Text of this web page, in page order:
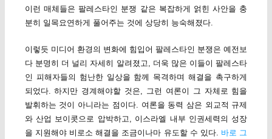
이런 매체들은 팔레스타인 분쟁 같은 복잡하게 얽힌 사안을 충
분히 일목요연하게 풀어주는 것에 상당히 능숙해졌다.
이렇듯 미디어 환경의 변화에 힘입어 팔레스타인 분쟁은 예전보
다 분명히 더 널리 자세히 알려졌고, 더욱 많은 이들이 팔레스타
인 피해자들의 험난한 일상을 함께 목격하며 해결을 촉구하게
되었다. 하지만 경계해야할 것은, 그런 여론이 그 자체로 힘을
발휘하는 것이 아니라는 점이다. 여론을 동력 삼은 외교적 규제
와 산업 보이콧으로 압박하고, 이스라엘 내부 인권세력의 성장
을 지원해야 비로소 해결을 조금이나마 유도할 수 있다. 바로 그